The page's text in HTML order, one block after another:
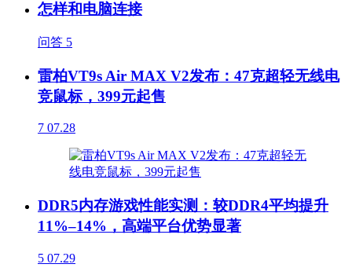
怎样和电脑连接
问答 5
雷柏VT9s Air MAX V2发布：47克超轻无线电
竞鼠标，399元起售
7 07.28
DDR5内存游戏性能实测：较DDR4平均提升
11%–14%，高端平台优势显著
5 07.29